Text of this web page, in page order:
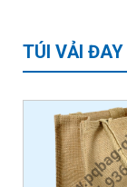
TÚI VẢI ĐAY